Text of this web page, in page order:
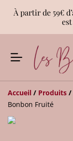
À partir de 59€
Accueil / Produits /
Bonbon Fruité